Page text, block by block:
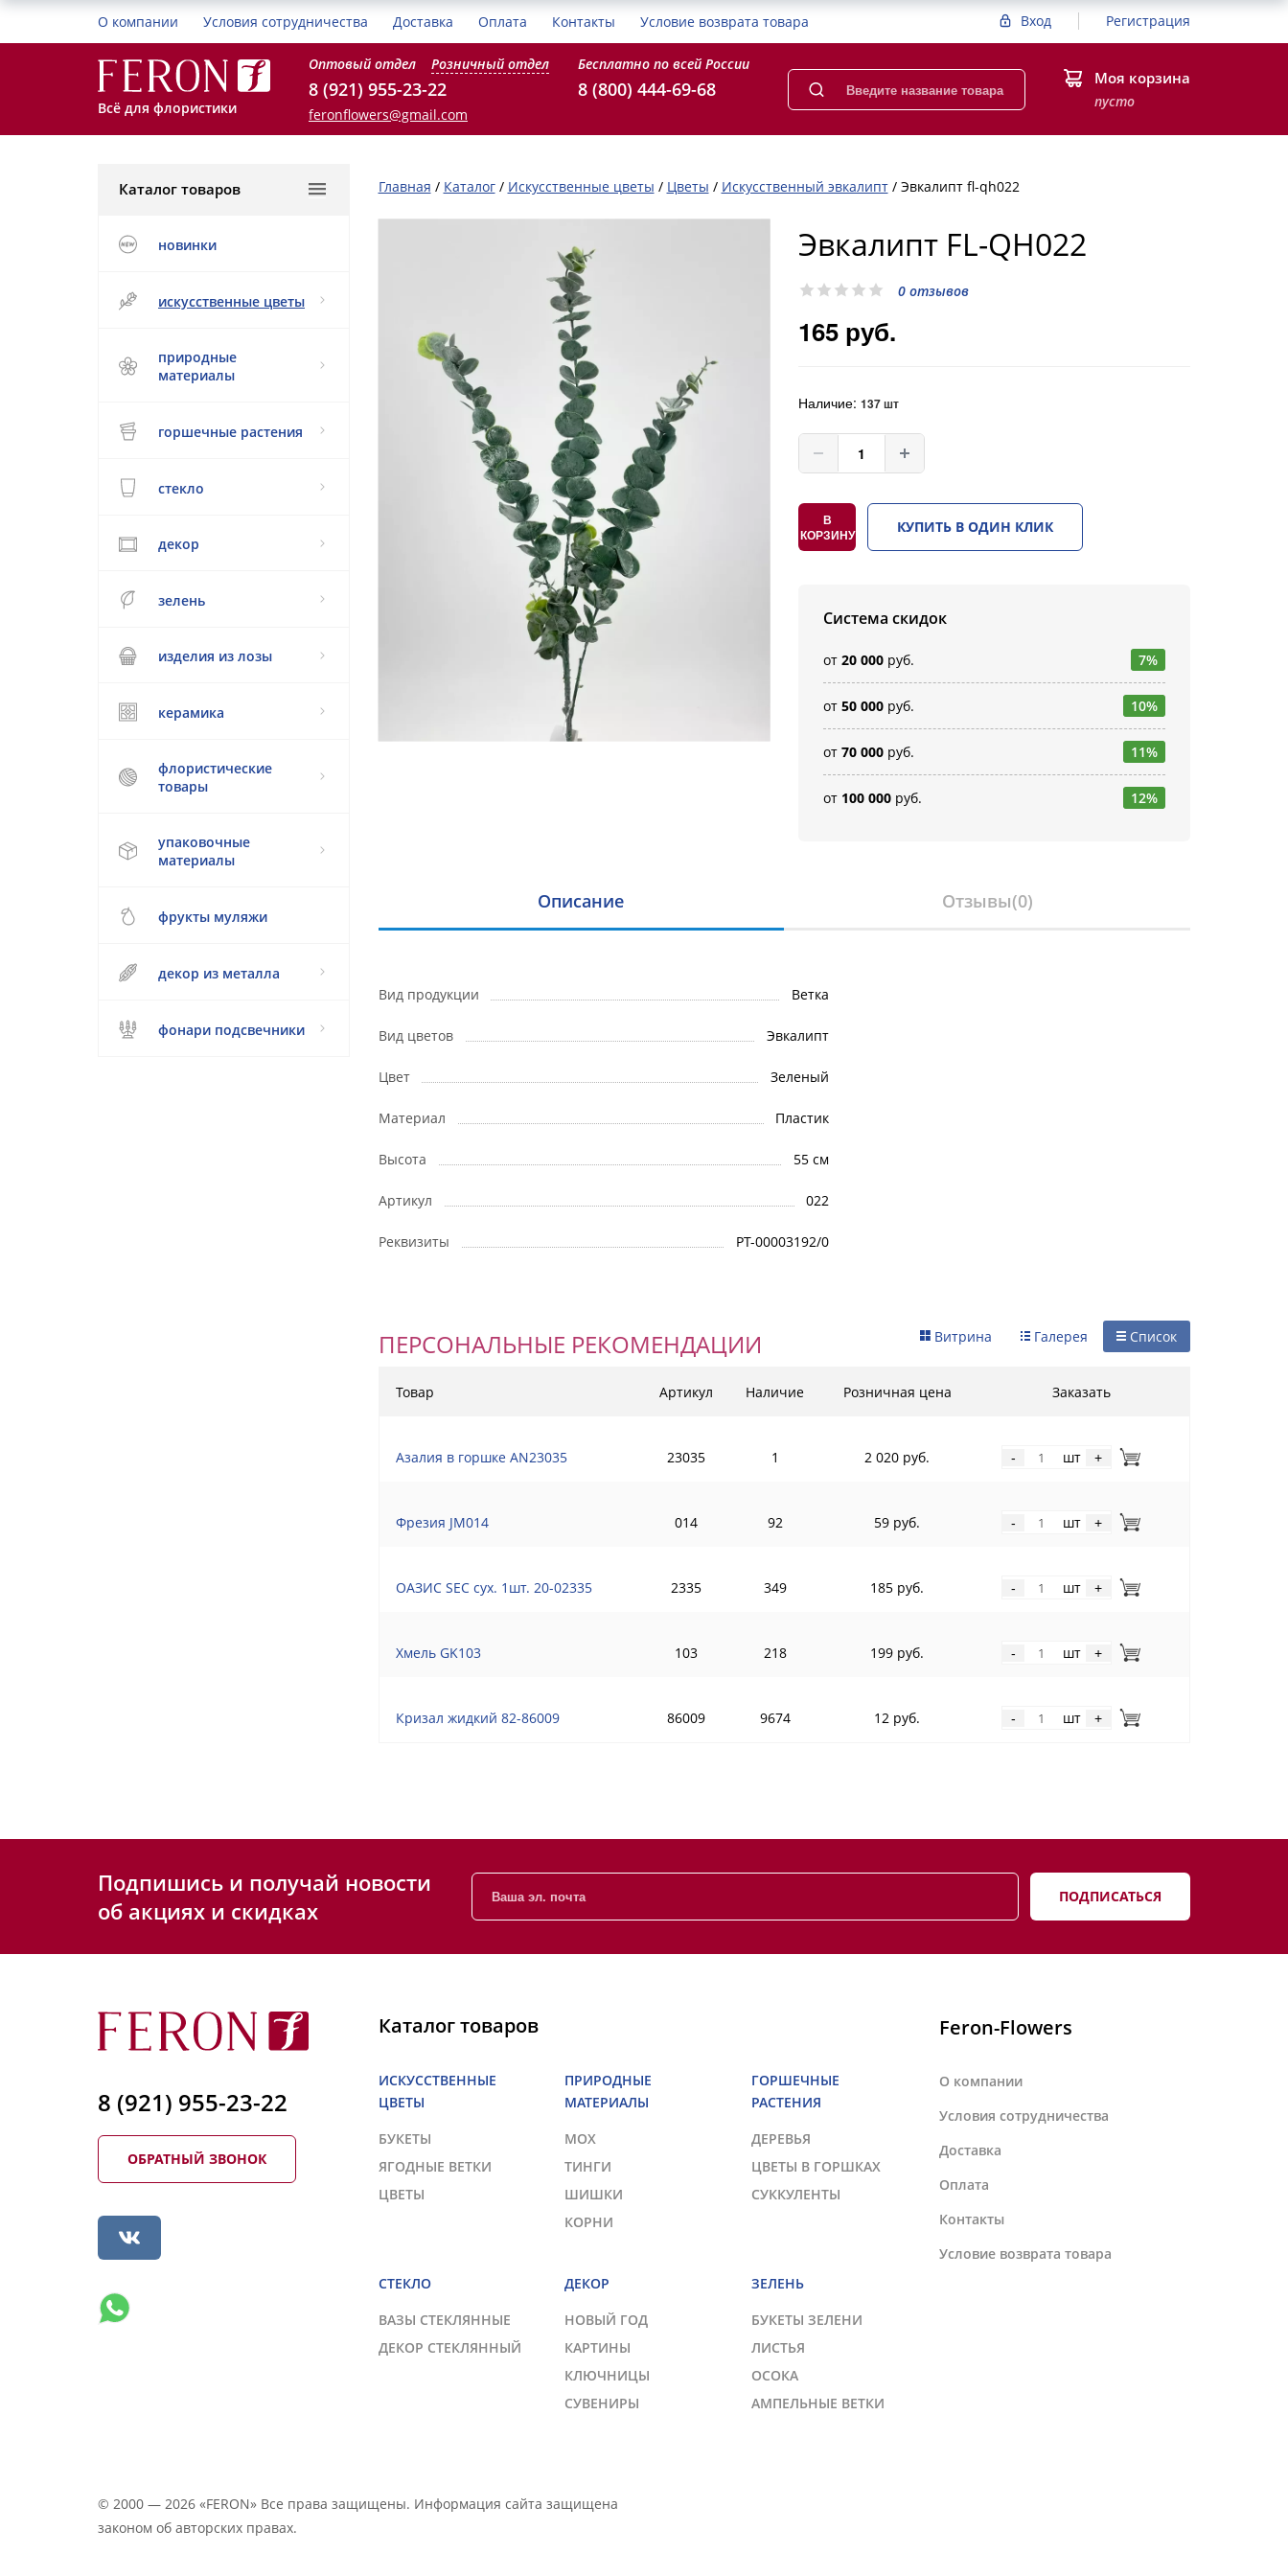
О компании Условия сотрудничества Доставка Оплата Контакты Условие возврата товара Вход Регистрация
Всё для флористики
Оптовый отдел Розничный отдел
8 (921) 955-23-22
feronflowers@gmail.com
Бесплатно по всей России
8 (800) 444-69-68 Моя корзина
пусто
Каталог товаров
новинки
искусственные цветы
природные
материалы
горшечные растения
стекло
декор
зелень
изделия из лозы
керамика
флористические
товары
упаковочные
материалы
фрукты муляжи
декор из металла
фонари подсвечники
Главная / Каталог / Искусственные цветы / Цветы / Искусственный эвкалипт / Эвкалипт fl-qh022
Эвкалипт FL-QH022
0 отзывов
165 руб.
Наличие:137 шт
В
КОРЗИНУ
КУПИТЬ В ОДИН КЛИК
Система скидок
от20 000 руб. 7%
от50 000 руб. 10%
от70 000 руб. 11%
от 100 000 руб. 12%
Описание Отзывы(0)
Вид продукции Ветка
Вид цветов Эвкалипт
Цвет Зеленый
Материал Пластик
Высота 55 см
Артикул 022
Реквизиты РТ-00003192/0
ПЕРСОНАЛЬНЫЕ РЕКОМЕНДАЦИИ Список
Галерея
Витрина
Товар Артикул Наличие Розничная цена Заказать
Азалия в горшке AN23035 23035 1 2 020 руб. - шт +
Фрезия JM014 014 92 59 руб. - шт +
ОАЗИС SEC сух. 1шт. 20-02335 2335 349 185 руб. - шт +
Хмель GK103 103 218 199 руб. - шт +
Кризал жидкий 82-86009 86009 9674 12 руб. - шт +
Подпишись и получай новости
об акциях и скидках
ПОДПИСАТЬСЯ
8 (921) 955-23-22
ОБРАТНЫЙ ЗВОНОК
Каталог товаров
ИСКУССТВЕННЫЕ
ЦВЕТЫ
БУКЕТЫ
ЯГОДНЫЕ ВЕТКИ
ЦВЕТЫ
ПРИРОДНЫЕ
МАТЕРИАЛЫ
МОХ
ТИНГИ
ШИШКИ
КОРНИ
ГОРШЕЧНЫЕ
РАСТЕНИЯ
ДЕРЕВЬЯ
ЦВЕТЫ В ГОРШКАХ
СУККУЛЕНТЫ
СТЕКЛО
ВАЗЫ СТЕКЛЯННЫЕ
ДЕКОР СТЕКЛЯННЫЙ
ДЕКОР
НОВЫЙ ГОД
КАРТИНЫ
КЛЮЧНИЦЫ
СУВЕНИРЫ
ЗЕЛЕНЬ
БУКЕТЫ ЗЕЛЕНИ
ЛИСТЬЯ
ОСОКА
АМПЕЛЬНЫЕ ВЕТКИ
Feron-Flowers
О компании
Условия сотрудничества
Доставка
Оплата
Контакты
Условие возврата товара
© 2000 — 2026 «FERON» Все права защищены. Информация сайта защищена
законом об авторских правах.